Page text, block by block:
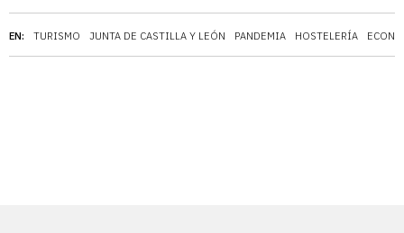
EN: TURISMO JUNTA DE CASTILLA Y LEÓN PANDEMIA HOSTELERÍA